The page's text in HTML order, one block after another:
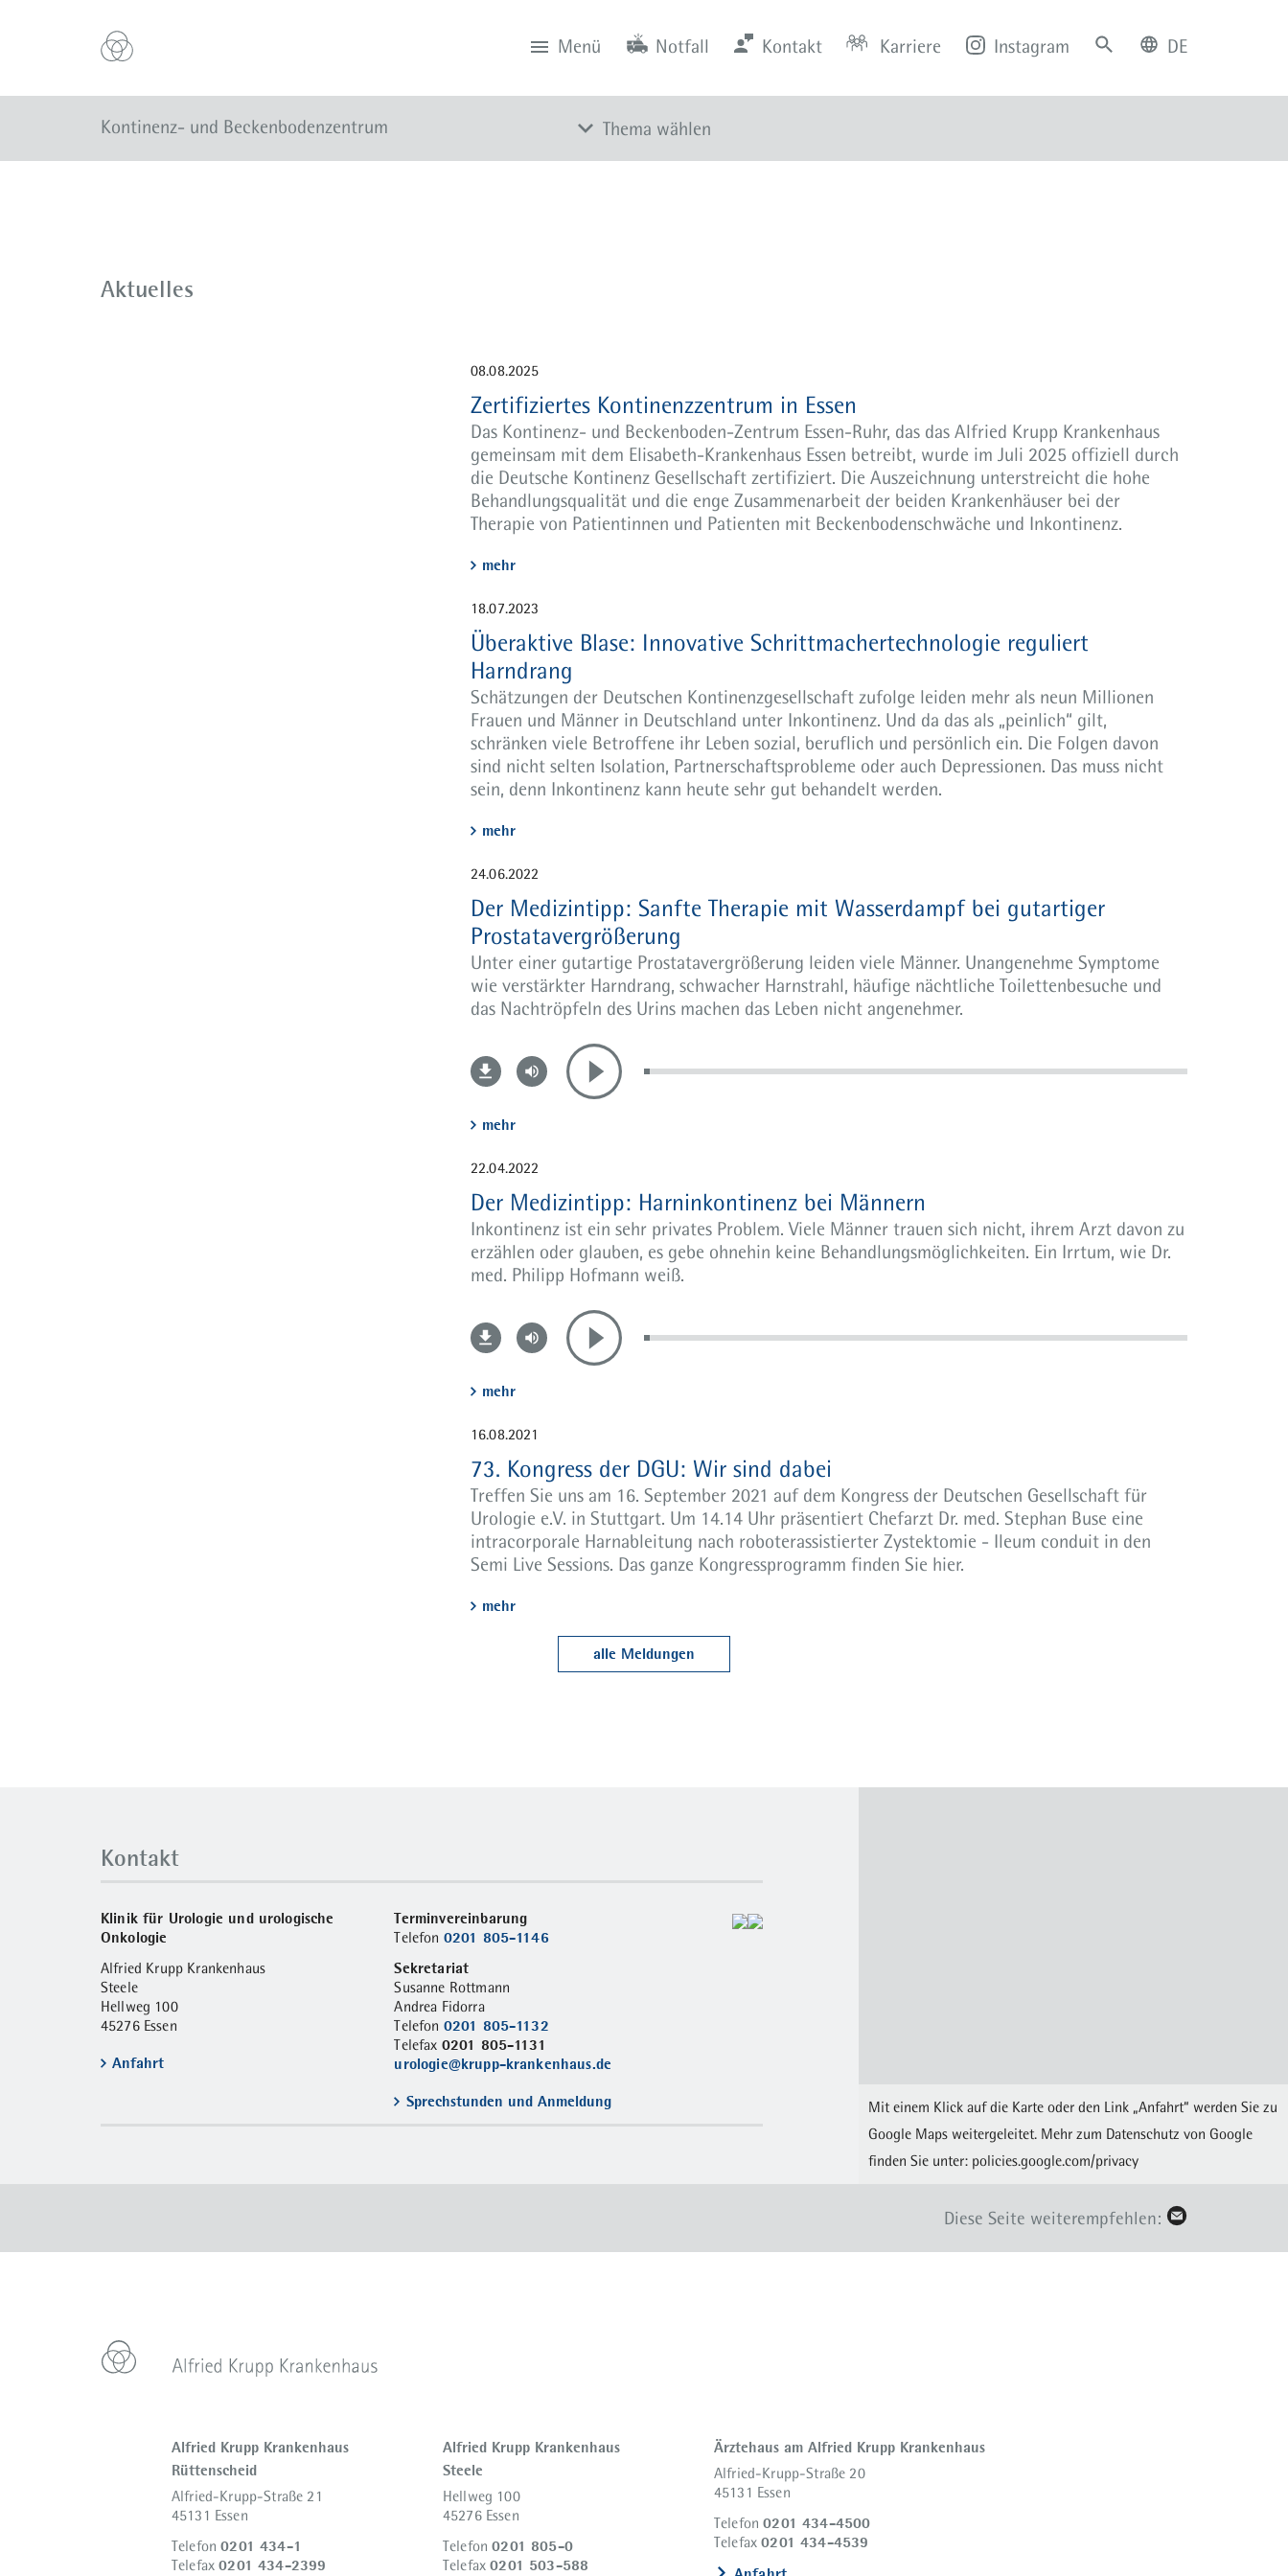
Menü Notfall Kontakt Karriere Instagram DE
Kontinenz- und Beckenbodenzentrum Thema wählen
Aktuelles
08.08.2025
Zertifiziertes Kontinenzzentrum in Essen
Das Kontinenz- und Beckenboden-Zentrum Essen-Ruhr, das das Alfried Krupp Krankenhaus
gemeinsam mit dem Elisabeth-Krankenhaus Essen betreibt, wurde im Juli 2025 offiziell durch
die Deutsche Kontinenz Gesellschaft zertifiziert. Die Auszeichnung unterstreicht die hohe
Behandlungsqualität und die enge Zusammenarbeit der beiden Krankenhäuser bei der
Therapie von Patientinnen und Patienten mit Beckenbodenschwäche und Inkontinenz.
mehr
18.07.2023
Überaktive Blase: Innovative Schrittmachertechnologie reguliert
Harndrang
Schätzungen der Deutschen Kontinenzgesellschaft zufolge leiden mehr als neun Millionen
Frauen und Männer in Deutschland unter Inkontinenz. Und da das als „peinlich“ gilt,
schränken viele Betroffene ihr Leben sozial, beruflich und persönlich ein. Die Folgen davon
sind nicht selten Isolation, Partnerschaftsprobleme oder auch Depressionen. Das muss nicht
sein, denn Inkontinenz kann heute sehr gut behandelt werden.
mehr
24.06.2022
Der Medizintipp: Sanfte Therapie mit Wasserdampf bei gutartiger
Prostatavergrößerung
Unter einer gutartige Prostatavergrößerung leiden viele Männer. Unangenehme Symptome
wie verstärkter Harndrang, schwacher Harnstrahl, häufige nächtliche Toilettenbesuche und
das Nachtröpfeln des Urins machen das Leben nicht angenehmer.
mehr
22.04.2022
Der Medizintipp: Harninkontinenz bei Männern
Inkontinenz ist ein sehr privates Problem. Viele Männer trauen sich nicht, ihrem Arzt davon zu
erzählen oder glauben, es gebe ohnehin keine Behandlungsmöglichkeiten. Ein Irrtum, wie Dr.
med. Philipp Hofmann weiß.
mehr
16.08.2021
73. Kongress der DGU: Wir sind dabei
Treffen Sie uns am 16. September 2021 auf dem Kongress der Deutschen Gesellschaft für
Urologie e.V. in Stuttgart. Um 14.14 Uhr präsentiert Chefarzt Dr. med. Stephan Buse eine
intracorporale Harnableitung nach roboterassistierter Zystektomie - Ileum conduit in den
Semi Live Sessions. Das ganze Kongressprogramm finden Sie hier.
mehr
alle Meldungen
Kontakt
Klinik für Urologie und urologische
Onkologie
Alfried Krupp Krankenhaus
Steele
Hellweg 100
45276 Essen
Anfahrt
Terminvereinbarung
Telefon 0201 805-1146
Sekretariat
Susanne Rottmann
Andrea Fidorra
Telefon 0201 805-1132
Telefax 0201 805-1131
urologie@krupp-krankenhaus.de
Sprechstunden und Anmeldung
Mit einem Klick auf die Karte oder den Link „Anfahrt“ werden Sie zu
Google Maps weitergeleitet. Mehr zum Datenschutz von Google
finden Sie unter: policies.google.com/privacy
Diese Seite weiterempfehlen:
Alfried Krupp Krankenhaus
Rüttenscheid
Alfried-Krupp-Straße 21
45131 Essen
Telefon0201 434-1
Telefax0201 434-2399
Alfried Krupp Krankenhaus
Steele
Hellweg 100
45276 Essen
Telefon0201 805-0
Telefax0201 503-588
Ärztehaus am Alfried Krupp Krankenhaus
Alfried-Krupp-Straße 20
45131 Essen
Telefon0201 434-4500
Telefax0201 434-4539